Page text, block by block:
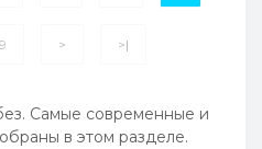
9 > >|
Самые современные и
в этом разделе.